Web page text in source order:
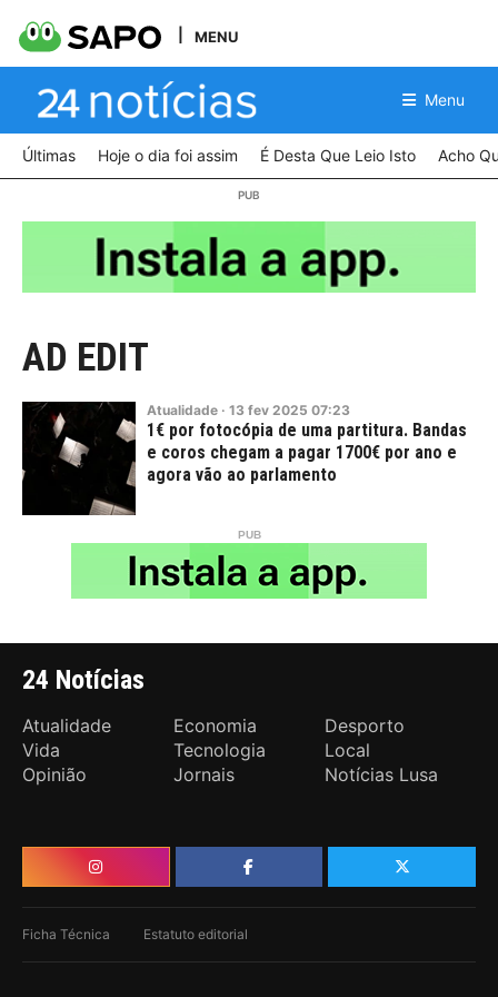
MENU
Menu
Últimas Hoje o dia foi assim É Desta Que Leio Isto Acho
AD EDIT
Atualidade · 13 fev 2025 07:23
1€ por fotocópia de uma partitura. Bandas
e coros chegam a pagar 1700€ por ano e
agora vão ao parlamento
24 Notícias
Atualidade Economia
Desporto
Vida
Tecnologia
Local
Opinião
Jornais Notícias Lusa
Ficha Técnica Estatuto editorial